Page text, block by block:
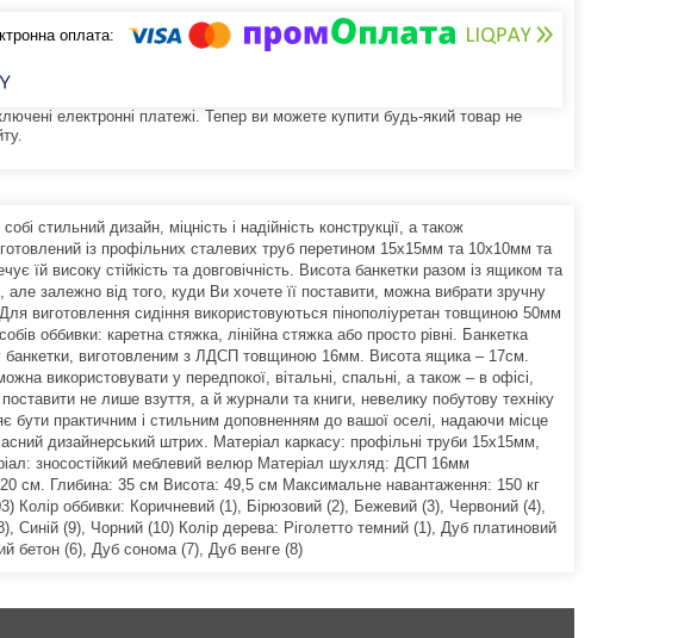
електронні платежі. Тепер ви можете купити будь-який товар не
стильний дизайн, міцність і надійність конструкції, а також
із профільних сталевих труб перетином 15х15мм та 10х10мм та
їй високу стійкість та довговічність. Висота банкетки разом із ящиком та
але залежно від того, куди Ви хочете її поставити, можна вибрати зручну
виготовлення сидіння використовуються пінополіуретан товщиною 50мм
оббивки: каретна стяжка, лінійна стяжка або просто рівні. Банкетка
виготовленим з ЛДСП товщиною 16мм. Висота ящика – 17см.
використовувати у передпокої, вітальні, спальні, а також – в офісі,
не лише взуття, а й журнали та книги, невелику побутову техніку
бути практичним і стильним доповненням до вашої оселі, надаючи місце
дизайнерський штрих. Матеріал каркасу: профільні труби 15х15мм,
зносостійкий меблевий велюр Матеріал шухляд: ДСП 16мм
см. Глибина: 35 см Висота: 49,5 см Максимальне навантаження: 150 кг
Колір оббивки: Коричневий (1), Бірюзовий (2), Бежевий (3), Червоний (4),
Синій (9), Чорний (10) Колір дерева: Ріголетто темний (1), Дуб платиновий
бетон (6), Дуб сонома (7), Дуб венге (8)